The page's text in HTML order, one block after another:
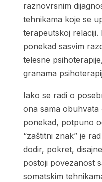
raznovrsnim
tehnikama koje se
terapeutskoj relaciji.
ponekad sasvim
telesne
granama
Iako se radi o posebnoj grani psihoterapije, i
ona sama obuhvata
ponekad, potpuno
“zaštitni znak” je
dodir, pokret,
postoji povezanost
somatskim